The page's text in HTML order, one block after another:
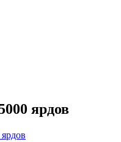
ярдов